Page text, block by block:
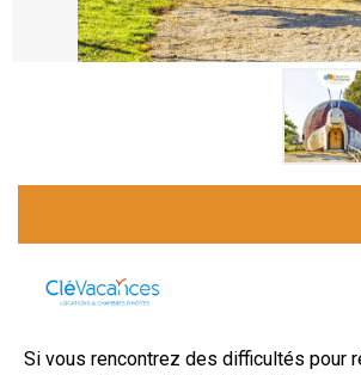
Si vous rencontrez des difficultés pour